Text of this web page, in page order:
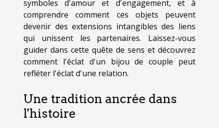
symboles d'amour et d'engagement, et à
comprendre comment ces objets peuvent
devenir des extensions intangibles des liens
qui unissent les partenaires. Laissez-vous
guider dans cette quête de sens et découvrez
comment l'éclat d'un bijou de couple peut
refléter l'éclat d'une relation.
Une tradition ancrée dans
l'histoire